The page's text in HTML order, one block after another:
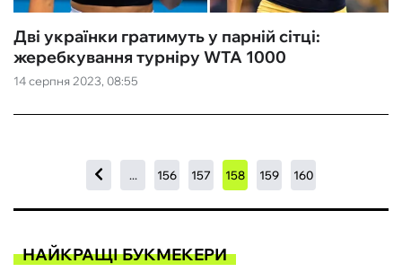
14 серпня 2023, 08:55
Дві українки гратимуть у парній сітці:
жеребкування турніру WTA 1000
... 156 157 158 159 160
НАЙКРАЩІ БУКМЕКЕРИ